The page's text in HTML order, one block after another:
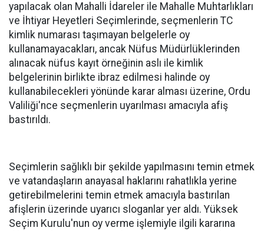
yapılacak olan Mahalli İdareler ile Mahalle Muhtarlıkları
ve İhtiyar Heyetleri Seçimlerinde, seçmenlerin TC
kimlik numarası taşımayan belgelerle oy
kullanamayacakları, ancak Nüfus Müdürlüklerinden
alınacak nüfus kayıt örneğinin aslı ile kimlik
belgelerinin birlikte ibraz edilmesi halinde oy
kullanabilecekleri yönünde karar alması üzerine, Ordu
Valiliği'nce seçmenlerin uyarılması amacıyla afiş
bastırıldı.
Seçimlerin sağlıklı bir şekilde yapılmasını temin etmek
ve vatandaşların anayasal haklarını rahatlıkla yerine
getirebilmelerini temin etmek amacıyla bastırılan
afişlerin üzerinde uyarıcı sloganlar yer aldı. Yüksek
Seçim Kurulu'nun oy verme işlemiyle ilgili kararına